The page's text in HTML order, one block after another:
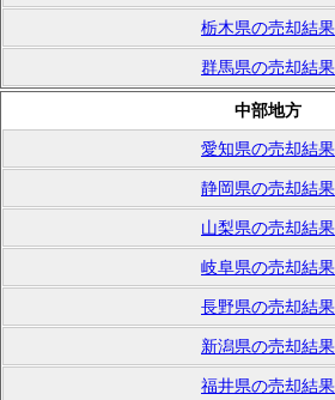
栃木県の売却結果
群馬県の売却結果
中部地方
愛知県の売却結果
静岡県の売却結果
山梨県の売却結果
岐阜県の売却結果
長野県の売却結果
新潟県の売却結果
福井県の売却結果